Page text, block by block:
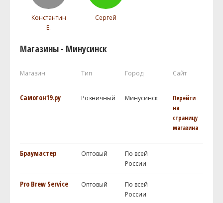
Константин
Е.
Сергей
Магазины - Минусинск
Магазин Тип Город Сайт
Самогон19.ру Розничный Минусинск
Перейти
на
страницу
магазина
Браумастер Оптовый
По всей
России
Pro Brew Service Оптовый
По всей
России